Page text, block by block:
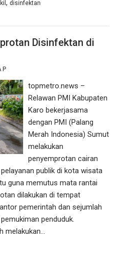
, disinfektan
Disinfektan di
P
topmetro.news –
Relawan PMI Kabupaten
Karo bekerjasama
dengan PMI (Palang
Merah Indonesia) Sumut
melakukan
penyemprotan cairan
publik di kota wisata
guna memutus mata rantai
dilakukan di tempat
pemerintah dan sejumlah
penduduk.
melakukan…